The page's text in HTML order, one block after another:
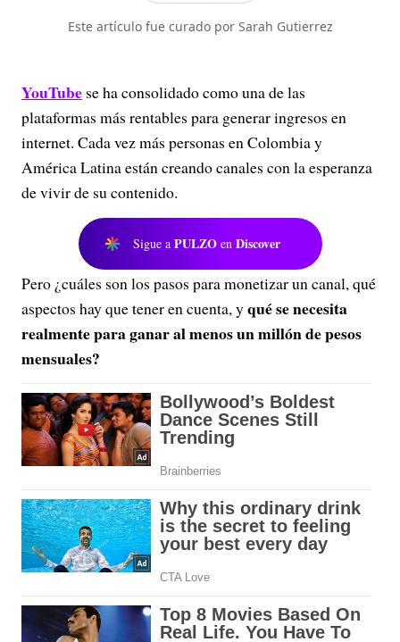
Este artículo fue curado por Sarah Gutierrez
YouTube se ha consolidado como una de las
plataformas más rentables para generar ingresos en
internet. Cada vez más personas en Colombia y
América Latina están creando canales con la esperanza
de vivir de su contenido.
Sigue a PULZO en Discover
Pero ¿cuáles son los pasos para monetizar un canal, qué
aspectos hay que tener en cuenta, yqué se necesita
realmente para ganar al menos un millón de pesos
mensuales?